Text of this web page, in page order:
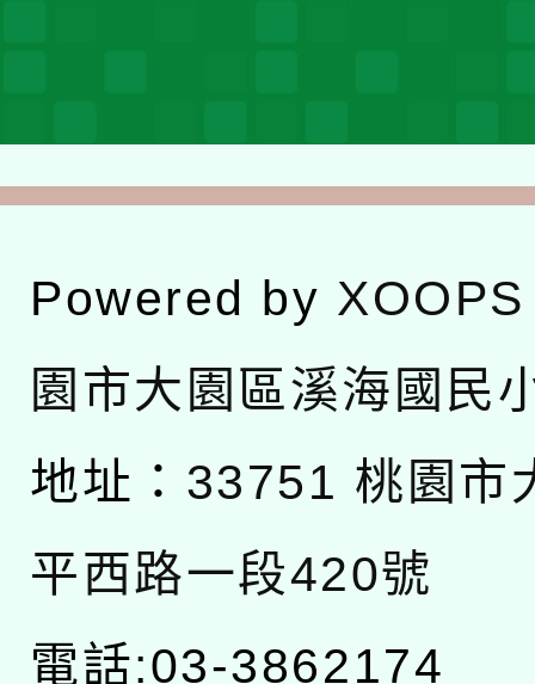
Powered by XOOPS
園市大園區溪海國民
地址： 33751 桃園市
平西路一段420號
電話:03-3862174